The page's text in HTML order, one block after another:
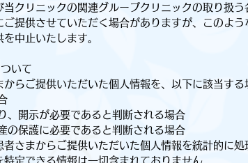
クリニックの関連グループクリニックの取り扱
ご提供させていただく場合がありますが、このよ
中止いたします。
いて
らご提供いただいた個人情報を、以下に該当する
、開示が必要であると判断される場合
の保護に必要であると判断される場合
さまからご提供いただいた個人情報を統計的に
定できる情報は一切含まれておりません。